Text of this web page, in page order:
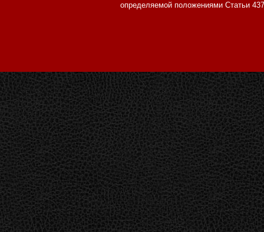
определяемой положениями Статьи